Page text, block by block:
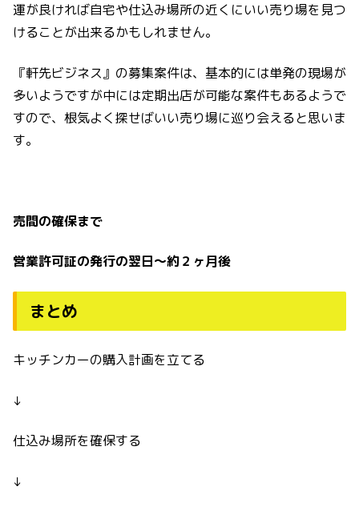
運が良ければ自宅や仕込み場所の近くにいい売り場を見つ
けることが出来るかもしれません。
『軒先ビジネス』の募集案件は、基本的には単発の現場が
多いようですが中には定期出店が可能な案件もあるようで
すので、根気よく探せばいい売り場に巡り会えると思いま
す。
売間の確保まで
営業許可証の発行の翌日〜約２ヶ月後
まとめ
キッチンカーの購入計画を立てる
↓
仕込み場所を確保する
↓